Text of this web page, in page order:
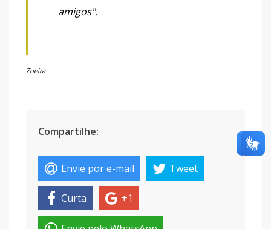
amigos".
Zoeira
Compartilhe:
Envie por e-mail Tweet
Curta +1